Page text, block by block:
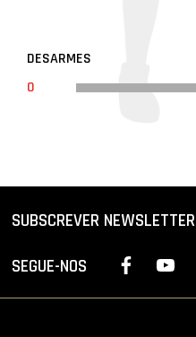
DESARMES
0
SUBSCREVER NEWSLETTER
SEGUE-NOS